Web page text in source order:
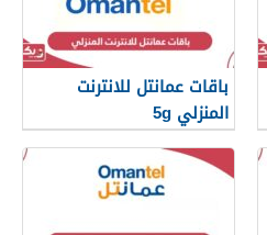
باقات عمانتل للانترنت
المنزلي 5g